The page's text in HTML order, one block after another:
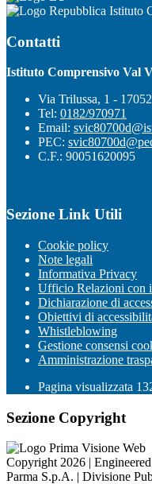
Istituto
Contatti
Istituto Comprensivo Val
Via Trilussa, 1 -
Tel: 0182/970971
Email:
PEC:
C.F.: 90051620095
Sezione Link Utili
Cookie policy
Note legali
Informativa Privacy
Ufficio Relazioni con
Dichiarazione di
Obiettivi di
Whistleblowing
Gestione consensi
Amministrazione
Pagina visualizzata
Sezione Copyright
Copyright 2026 |
Parma S.p.A. | Divisione